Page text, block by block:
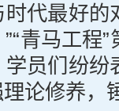
代最好的
青马工程
员们纷纷
论修养，